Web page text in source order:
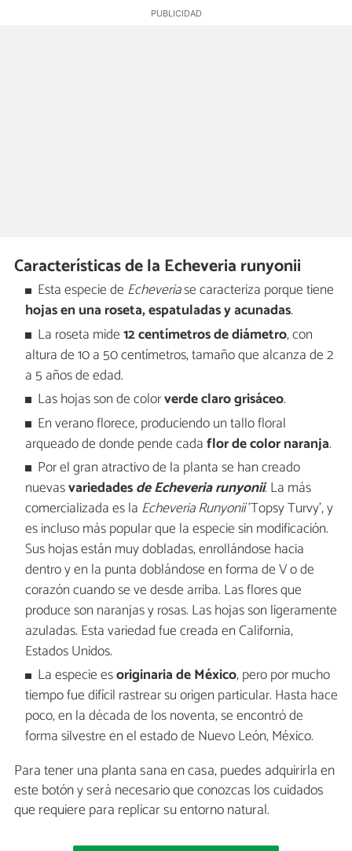
Características de la Echeveria runyonii
Esta especie de Echeveriase caracteriza porque tiene
hojas en una roseta, espatuladas y acunadas.
La roseta mide12 centímetros de diámetro, con
altura de 10 a 50 centímetros, tamaño que alcanza de 2
a 5 años de edad.
Las hojas son de colorverde claro grisáceo.
En verano florece, produciendo un tallo floral
arqueado de donde pende cadaflor de color naranja.
Por el gran atractivo de la planta se han creado
nuevasvariedadesde Echeveria runyonii. La más
comercializada es la Echeveria Runyonii'Topsy Turvy', y
es incluso más popular que la especie sin modificación.
Sus hojas están muy dobladas, enrollándose hacia
dentro y en la punta doblándose en forma de V o de
corazón cuando se ve desde arriba. Las flores que
produce son naranjas y rosas. Las hojas son ligeramente
azuladas. Esta variedad fue creada en California,
Estados Unidos.
La especie esoriginaria de México, pero por mucho
tiempo fue difícil rastrear su origen particular. Hasta hace
poco, en la década de los noventa, se encontró de
forma silvestre en el estado de Nuevo León, México.
Para tener una planta sana en casa, puedes adquirirla en
este botón y será necesario que conozcas los cuidados
que requiere para replicar su entorno natural.